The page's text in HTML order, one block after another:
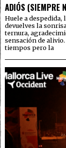
ADIÓS (SIEMPRE
Huele a despedida,
devuelves la
ternura,
sensación de
tiempos pero la